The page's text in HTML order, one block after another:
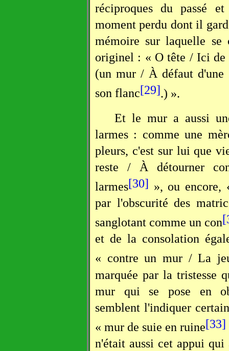
réciproques du passé
moment perdu dont il
mémoire sur laquelle
originel : « O tête / Ici de
(un mur / À défaut d'une
son flanc[29].) ».
Et le mur a aussi
larmes : comme une
pleurs, c'est sur lui que
reste / À détourner
larmes[30] », ou encore,
par l'obscurité des
sanglotant comme un con
et de la consolation
« contre un mur / La
marquée par la tristesse
mur qui se pose en
semblent l'indiquer
« mur de suie en ruine[33]
n'était aussi cet appui